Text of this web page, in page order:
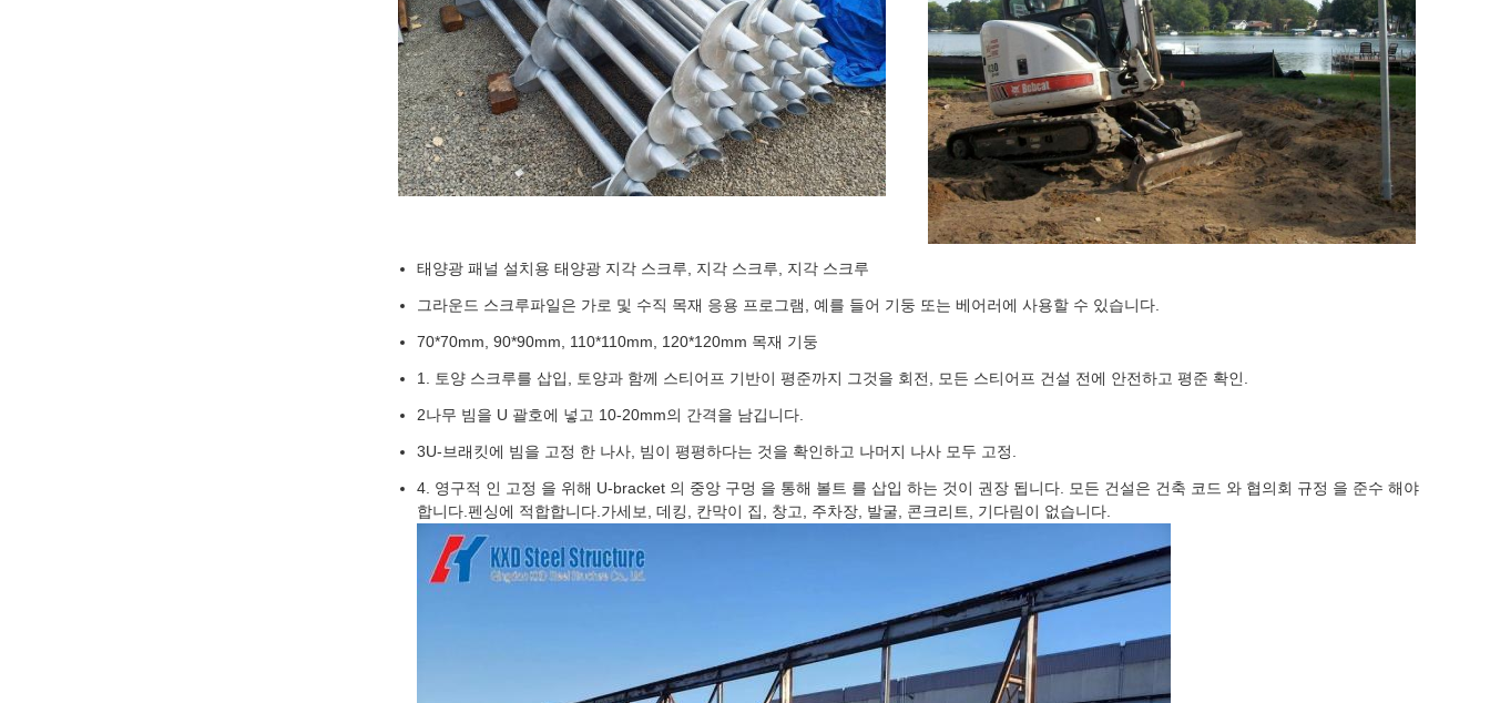
태양광 패널 설치용 태양광 지각 스크루, 지각 스크루, 지각 스크루
그라운드 스크루파일은 가로 및 수직 목재 응용 프로그램, 예를 들어 기둥 또는 베어러에 사용할 수 있습니다.
70*70mm, 90*90mm, 110*110mm, 120*120mm 목재 기둥
1. 토양 스크루를 삽입, 토양과 함께 스티어프 기반이 평준까지 그것을 회전, 모든 스티어프 건설 전에 안전하고 평준 확인.
2나무 빔을 U 괄호에 넣고 10-20mm의 간격을 남깁니다.
3U-브래킷에 빔을 고정 한 나사, 빔이 평평하다는 것을 확인하고 나머지 나사 모두 고정.
4. 영구적 인 고정 을 위해 U-bracket 의 중앙 구멍 을 통해 볼트 를 삽입 하는 것이 권장 됩니다. 모든 건설은 건축 코드 와 협의회 규정 을 준수 해야
합니다.펜싱에 적합합니다.가세보, 데킹, 칸막이 집, 창고, 주차장, 발굴, 콘크리트, 기다림이 없습니다.